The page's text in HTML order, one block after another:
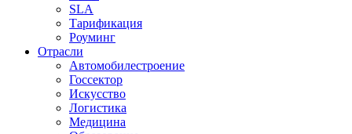
SLA
Тарификация
Роуминг
Отрасли
Автомобилестроение
Госсектор
Искусство
Логистика
Медицина